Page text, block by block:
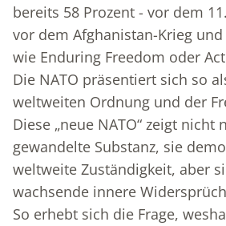
bereits 58 Prozent - vor dem
vor dem Afghanistan-Krieg
wie Enduring Freedom oder
Die NATO präsentiert sich so
weltweiten Ordnung und der
Diese „neue NATO“ zeigt nicht
gewandelte Substanz, sie
weltweite Zuständigkeit, aber
wachsende innere
So erhebt sich die Frage,